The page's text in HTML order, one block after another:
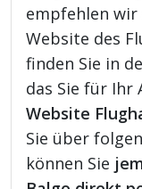
empfehlen wir
Website des
finden Sie in
das Sie für Ihr
Website
Sie über
können Sie